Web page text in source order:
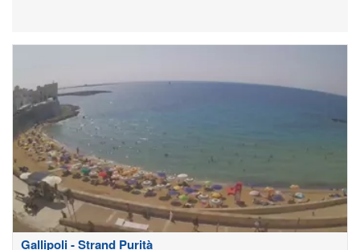
Gallipoli - Strand Purità